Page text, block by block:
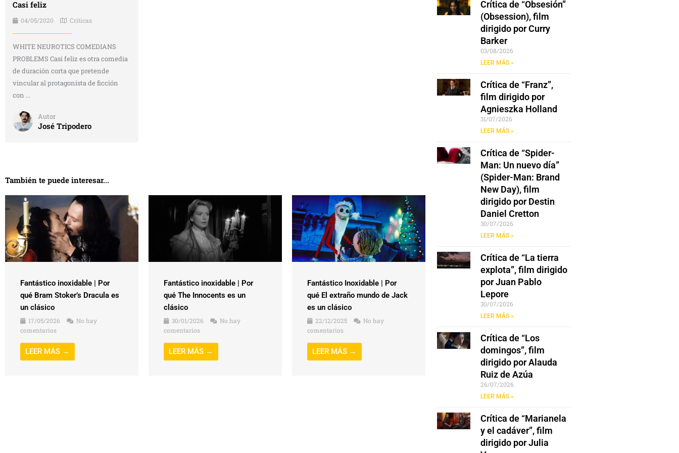
Casi feliz
04/05/2020 Críticas
WHITE NEUROTICS COMEDIANS
PROBLEMS Casi feliz es otra comedia
de duración corta que pretende
vincular al protagonista de ficción
con ...
Autor
José Tripodero
También te puede interesar...
Fantástico inoxidable | Por
qué Bram Stoker’s Dracula es
un clásico
17/05/2026
No hay
comentarios
LEER MÁS →
Fantástico inoxidable | Por
qué The Innocents es un
clásico
30/01/2026
No hay
comentarios
LEER MÁS →
Fantástico Inoxidable | Por
qué El extraño mundo de Jack
es un clásico
22/12/2025
No hay
comentarios
LEER MÁS →
Crítica de “Obsesión”
(Obsession), film
dirigido por Curry
Barker
03/08/2026
LEER MÁS »
Crítica de “Franz”,
film dirigido por
Agnieszka Holland
31/07/2026
LEER MÁS »
Crítica de “Spider-
Man: Un nuevo día”
(Spider-Man: Brand
New Day), film
dirigido por Destin
Daniel Cretton
30/07/2026
LEER MÁS »
Crítica de “La tierra
explota”, film dirigido
por Juan Pablo
Lepore
30/07/2026
LEER MÁS »
Crítica de “Los
domingos”, film
dirigido por Alauda
Ruiz de Azúa
26/07/2026
LEER MÁS »
Crítica de “Marianela
y el cadáver”, film
dirigido por Julia